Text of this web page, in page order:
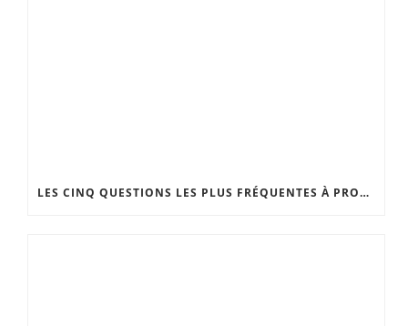
LES CINQ QUESTIONS LES PLUS FRÉQUENTES À PROPOS DU LIFTING DU COU ET DU VISAGE.